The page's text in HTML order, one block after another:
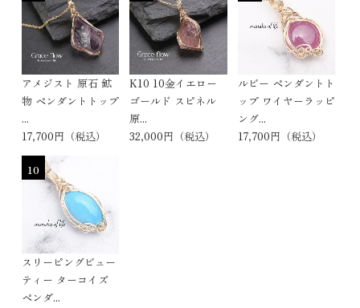
アメジスト 原石 鉱
物 ペンダントトップ
...
17,700円（税込）
K10 10金イエロー
ゴールド スピネル
原...
32,000円（税込）
ルビー ペンダントト
ップ ワイヤーラッピ
ング...
17,700円（税込）
10
スリーピングビュー
ティー ターコイズ
ペンダ...